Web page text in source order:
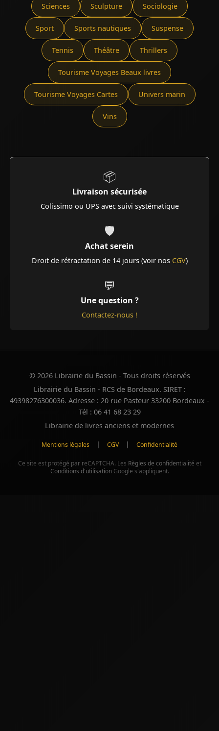
Sciences Sculpture Sociologie
Sport Sports nautiques Suspense
Tennis Théâtre Thrillers
Tourisme Voyages Beaux livres
Tourisme Voyages Cartes Univers marin
Vins
📦
Livraison sécurisée
Colissimo ou UPS avec suivi systématique
🛡️
Achat serein
Droit de rétractation de 14 jours (voir nos CGV)
💬
Une question ?
Contactez-nous !
© 2026 Librairie du Bassin - Tous droits réservés
Librairie du Bassin - RCS de Bordeaux. SIRET :
49398276300036. Adresse : 20 rue Pasteur 33200 Bordeaux -
Tél : 06 41 68 23 29
Librairie de livres anciens et modernes
Mentions légales | CGV | Confidentialité
Ce site est protégé par reCAPTCHA. Les Règles de confidentialité et
Conditions d'utilisationGoogle s'appliquent.